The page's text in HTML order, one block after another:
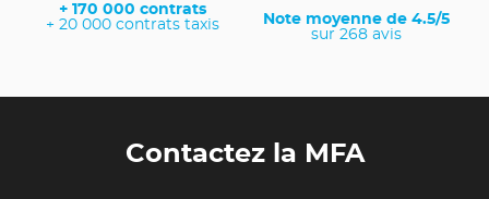
+ 170 000 contrats
+ 20 000 contrats taxis
Note moyenne de 4.5/5
sur 268 avis
Contactez la MFA